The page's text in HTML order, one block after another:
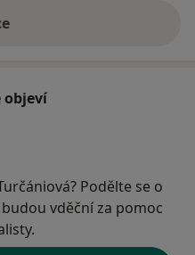
adrese
objeví
Podělte se o
vděční za pomoc